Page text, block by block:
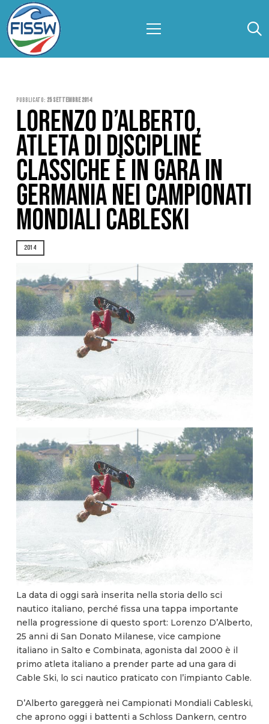
Pubblicato: 25 Settembre 2014
LORENZO D’ALBERTO,
ATLETA DI DISCIPLINE
CLASSICHE È IN GARA IN
GERMANIA NEI CAMPIONATI
MONDIALI CABLESKI
2014
La data di oggi sarà inserita nella storia dello sci
nautico italiano, perché fissa una tappa importante
nella progressione di questo sport: Lorenzo D’Alberto,
25 anni di San Donato Milanese, vice campione
italiano in Salto e Combinata, agonista dal 2000 è il
primo atleta italiano a prender parte ad una gara di
Cable Ski, lo sci nautico praticato con l’impianto Cable.
D’Alberto gareggerà nei Campionati Mondiali Cableski,
che aprono oggi i battenti a Schloss Dankern, centro